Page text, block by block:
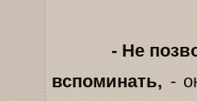
- Не
вспоминать, -